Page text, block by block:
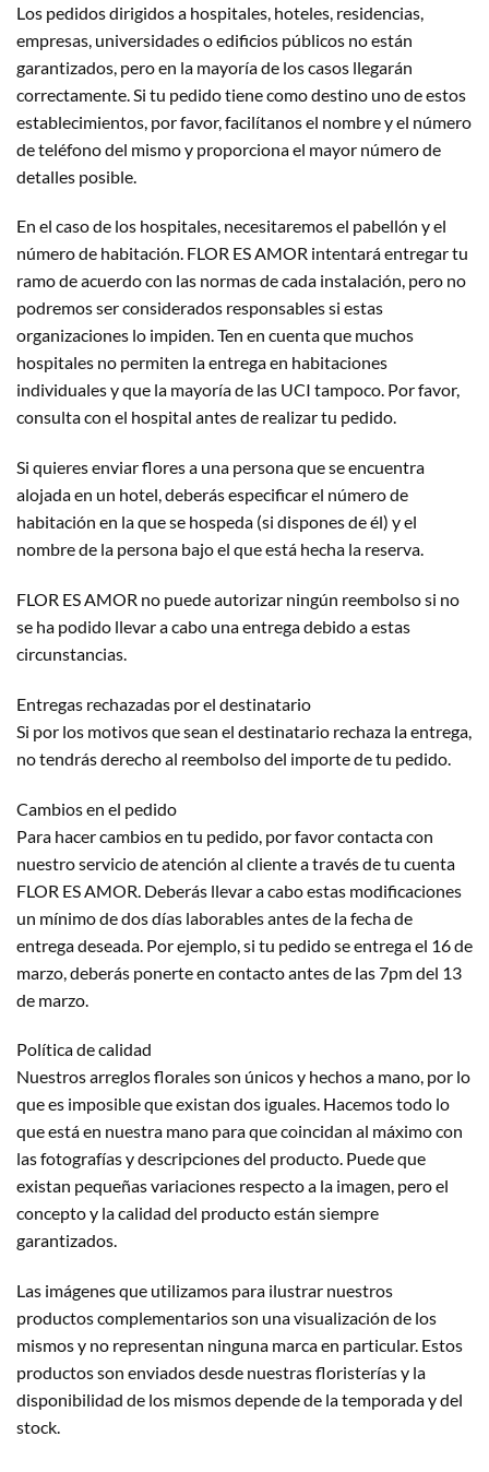
Los pedidos dirigidos a hospitales, hoteles, residencias,
empresas, universidades o edificios públicos no están
garantizados, pero en la mayoría de los casos llegarán
correctamente. Si tu pedido tiene como destino uno de estos
establecimientos, por favor, facilítanos el nombre y el número
de teléfono del mismo y proporciona el mayor número de
detalles posible.
En el caso de los hospitales, necesitaremos el pabellón y el
número de habitación. FLOR ES AMOR intentará entregar tu
ramo de acuerdo con las normas de cada instalación, pero no
podremos ser considerados responsables si estas
organizaciones lo impiden. Ten en cuenta que muchos
hospitales no permiten la entrega en habitaciones
individuales y que la mayoría de las UCI tampoco. Por favor,
consulta con el hospital antes de realizar tu pedido.
Si quieres enviar flores a una persona que se encuentra
alojada en un hotel, deberás especificar el número de
habitación en la que se hospeda (si dispones de él) y el
nombre de la persona bajo el que está hecha la reserva.
FLOR ES AMOR no puede autorizar ningún reembolso si no
se ha podido llevar a cabo una entrega debido a estas
circunstancias.
Entregas rechazadas por el destinatario
Si por los motivos que sean el destinatario rechaza la entrega,
no tendrás derecho al reembolso del importe de tu pedido.
Cambios en el pedido
Para hacer cambios en tu pedido, por favor contacta con
nuestro servicio de atención al cliente a través de tu cuenta
FLOR ES AMOR. Deberás llevar a cabo estas modificaciones
un mínimo de dos días laborables antes de la fecha de
entrega deseada. Por ejemplo, si tu pedido se entrega el 16 de
marzo, deberás ponerte en contacto antes de las 7pm del 13
de marzo.
Política de calidad
Nuestros arreglos florales son únicos y hechos a mano, por lo
que es imposible que existan dos iguales. Hacemos todo lo
que está en nuestra mano para que coincidan al máximo con
las fotografías y descripciones del producto. Puede que
existan pequeñas variaciones respecto a la imagen, pero el
concepto y la calidad del producto están siempre
garantizados.
Las imágenes que utilizamos para ilustrar nuestros
productos complementarios son una visualización de los
mismos y no representan ninguna marca en particular. Estos
productos son enviados desde nuestras floristerías y la
disponibilidad de los mismos depende de la temporada y del
stock.